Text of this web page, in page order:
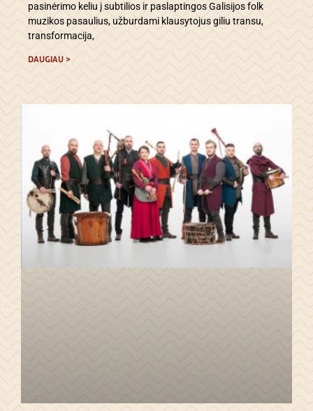
pasinėrimo keliu į subtilios ir paslaptingos Galisijos folk
muzikos pasaulius, užburdami klausytojus giliu transu,
transformacija,
DAUGIAU >